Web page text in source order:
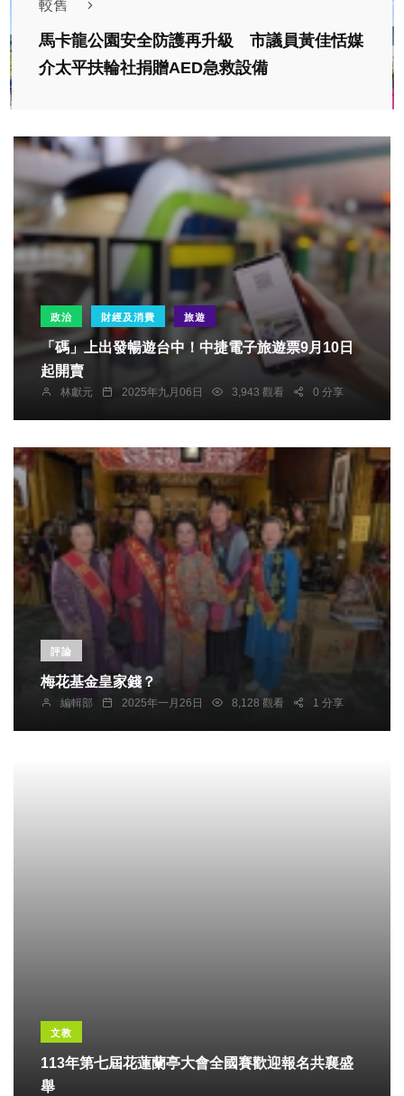
較舊
馬卡龍公園安全防護再升級 市議員黃佳恬媒
介太平扶輪社捐贈AED急救設備
政治 財經及消費 旅遊
「碼」上出發暢遊台中！中捷電子旅遊票9月10日
起開賣
林獻元 2025年九月06日 3,943 觀看 0 分享
評論
梅花基金皇家錢？
編輯部 2025年一月26日 8,128 觀看 1 分享
文教
113年第七屆花蓮蘭亭大會全國賽歡迎報名共襄盛
舉